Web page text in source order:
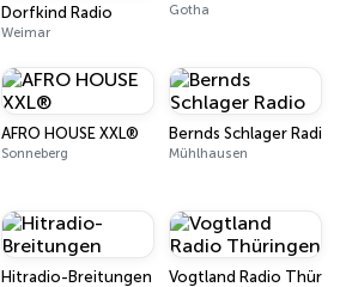
Dorfkind Radio
Weimar
Gotha
AFRO HOUSE XXL®
Sonneberg
Bernds Schlager Radio
Mühlhausen
Hitradio-Breitungen Vogtland Radio